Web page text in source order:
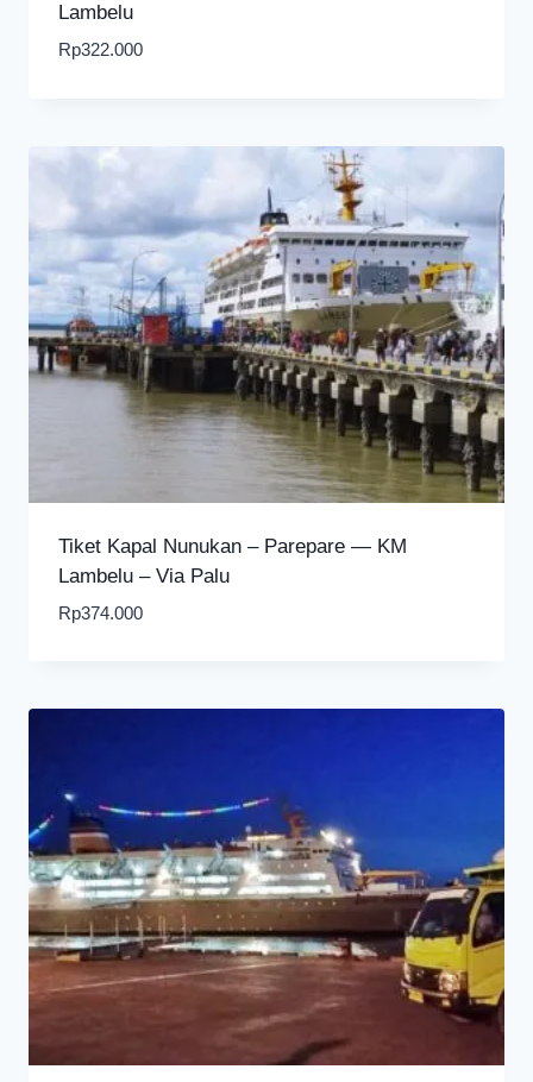
Lambelu
Rp322.000
Tiket Kapal Nunukan – Parepare — KM
Lambelu – Via Palu
Rp374.000